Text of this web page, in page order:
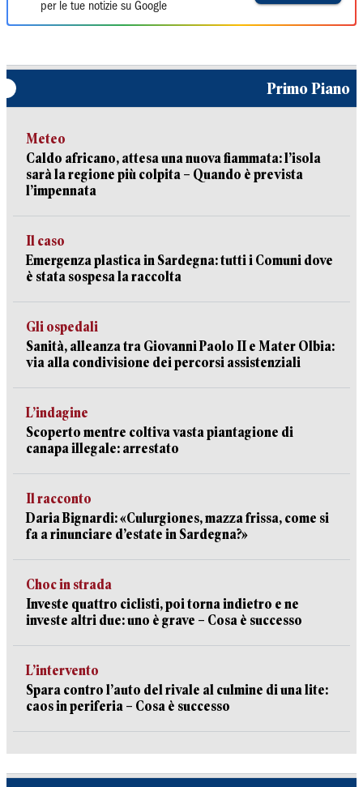
per le tue notizie su Google
Primo Piano
Meteo
Caldo africano, attesa una nuova fiammata: l’isola
sarà la regione più colpita – Quando è prevista
l’impennata
Il caso
Emergenza plastica in Sardegna: tutti i Comuni dove
è stata sospesa la raccolta
Gli ospedali
Sanità, alleanza tra Giovanni Paolo II e Mater Olbia:
via alla condivisione dei percorsi assistenziali
L’indagine
Scoperto mentre coltiva vasta piantagione di
canapa illegale: arrestato
Il racconto
Daria Bignardi: «Culurgiones, mazza frissa, come si
fa a rinunciare d’estate in Sardegna?»
Choc in strada
Investe quattro ciclisti, poi torna indietro e ne
investe altri due: uno è grave – Cosa è successo
L’intervento
Spara contro l’auto del rivale al culmine di una lite:
caos in periferia – Cosa è successo